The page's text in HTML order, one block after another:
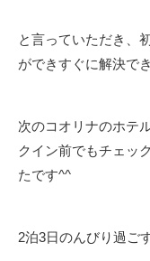
と言っていただき、
ができすぐに解決で
次のコオリナのホテ
クイン前でもチェッ
たです^^
2泊3日のんびり過ご